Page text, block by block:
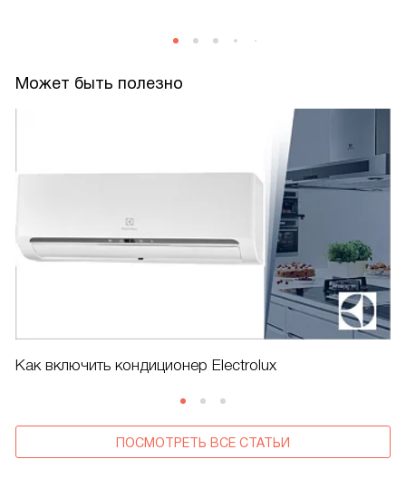
Может быть полезно
Как включить кондиционер Electrolux
ПОСМОТРЕТЬ ВСЕ СТАТЬИ